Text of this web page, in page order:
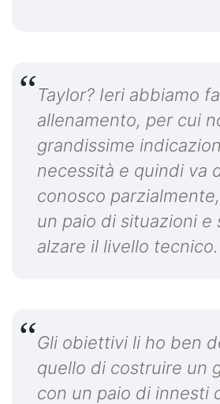
Taylor? Ieri abbiamo
allenamento, per cui
grandissime
necessità e quindi va
conosco
un paio di situazioni e
alzare il livello tecnico.
Gli obiettivi li ho ben
quello di costruire un
con un paio di innesti